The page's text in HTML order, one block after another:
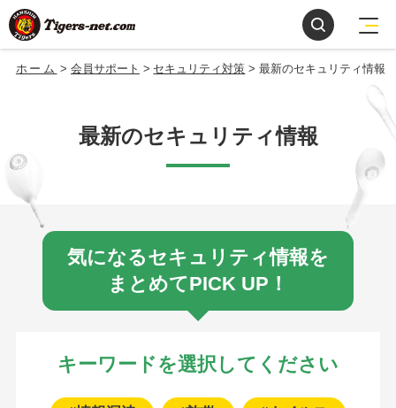
ホーム 会員サポート セキュリティ対策 最新のセキュリティ情報
最新のセキュリティ情報
気になるセキュリティ情報を
まとめてPICK UP！
キーワードを選択してください